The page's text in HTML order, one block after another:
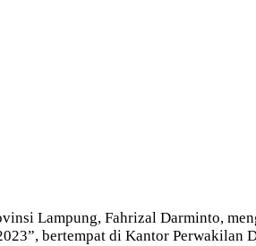
Lampung, Fahrizal Darminto,
bertempat di Kantor Perwakilan